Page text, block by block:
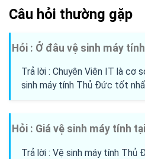
Câu hỏi thường gặp
Hỏi : Ở đâu vệ sinh máy
Trả lời : Chuyên Viên IT là cơ
sinh máy tính Thủ Đức tốt
Hỏi : Giá vệ sinh máy tính
Trả lời : Vệ sinh máy tính Thủ